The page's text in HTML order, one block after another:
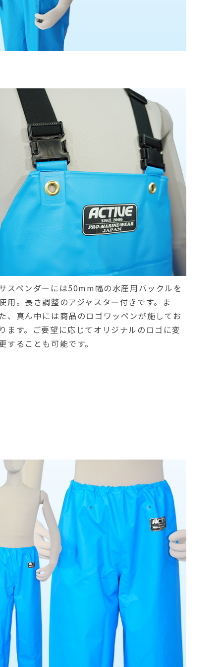
スペンダーには50mm幅の水産用バックルを
用。長さ調整のアジャスター付きです。ま
、真ん中には商品のロゴワッペンが施してお
ます。ご要望に応じてオリジナルのロゴに変
することも可能です。